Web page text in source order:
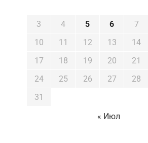
3
4 5 6 7
10
11 12 13 14
17
18 19 20 21
24
25 26 27 28
31
« Июл